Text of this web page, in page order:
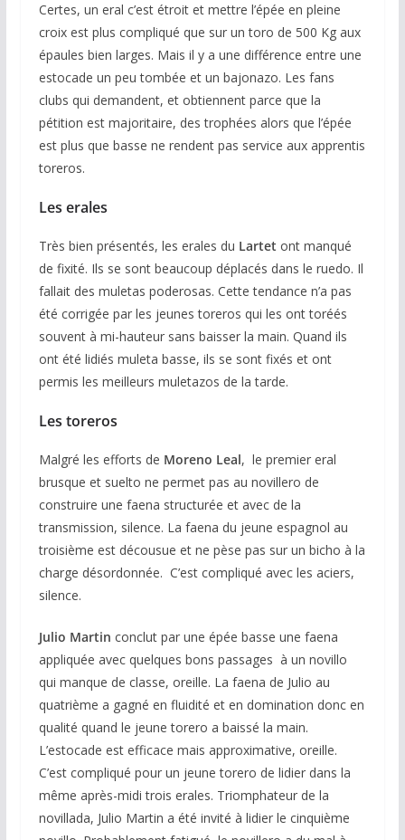
Certes, un eral c’est étroit et mettre l’épée en pleine
croix est plus compliqué que sur un toro de 500 Kg aux
épaules bien larges. Mais il y a une différence entre une
estocade un peu tombée et un bajonazo. Les fans
clubs qui demandent, et obtiennent parce que la
pétition est majoritaire, des trophées alors que l’épée
est plus que basse ne rendent pas service aux apprentis
toreros.
Les erales
Très bien présentés, les erales du Lartet ont manqué
de fixité. Ils se sont beaucoup déplacés dans le ruedo. Il
fallait des muletas poderosas. Cette tendance n’a pas
été corrigée par les jeunes toreros qui les ont toréés
souvent à mi-hauteur sans baisser la main. Quand ils
ont été lidiés muleta basse, ils se sont fixés et ont
permis les meilleurs muletazos de la tarde.
Les toreros
Malgré les efforts de Moreno Leal, le premier eral
brusque et suelto ne permet pas au novillero de
construire une faena structurée et avec de la
transmission, silence. La faena du jeune espagnol au
troisième est décousue et ne pèse pas sur un bicho à la
charge désordonnée. C’est compliqué avec les aciers,
silence.
Julio Martin conclut par une épée basse une faena
appliquée avec quelques bons passages à un novillo
qui manque de classe, oreille. La faena de Julio au
quatrième a gagné en fluidité et en domination donc en
qualité quand le jeune torero a baissé la main.
L’estocade est efficace mais approximative, oreille.
C’est compliqué pour un jeune torero de lidier dans la
même après-midi trois erales. Triomphateur de la
novillada, Julio Martin a été invité à lidier le cinquième